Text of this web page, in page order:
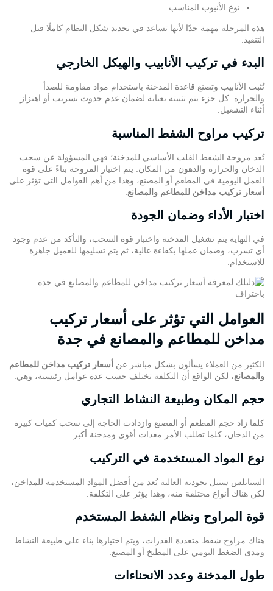
نوع الأنبوب المناسب
هذه المرحلة مهمة جدًا لأنها تساعد في تحديد شكل النظام كاملًا قبل
التنفيذ.
البدء في تركيب الأنابيب والهيكل الخارجي
تُثبت الأنابيب وتصنع قاعدة المدخنة باستخدام مواد مقاومة للصدأ
والحرارة. كل جزء يتم تثبيته بعناية لضمان عدم حدوث تسريب أو اهتزاز
أثناء التشغيل.
تركيب مراوح الشفط المناسبة
تُعد مروحة الشفط القلب الأساسي للمدخنة؛ فهي المسؤولة عن سحب
الدخان والحرارة والدهون من المكان. يتم اختيار المروحة بناءً على قوة
العمل اليومية في المطعم أو المصنع، وهذا من أهم العوامل التي تؤثر على
أسعار تركيب مداخن للمطاعم والمصانع
اختبار الأداء وضمان الجودة
في النهاية يتم تشغيل المدخنة واختبار قوة السحب، والتأكد من عدم وجود
أي تسرب، وضمان عملها بكفاءة عالية، ثم يتم تسليمها للعميل جاهزة
للاستخدام.
العوامل التي تؤثر على أسعار تركيب
مداخن للمطاعم والمصانع في جدة
الكثير من العملاء يسألون بشكل مباشر عن
أسعار تركيب مداخن للمطاعم
والمصانع، لكن الواقع أن التكلفة تختلف حسب عدة عوامل رئيسية، وهي:
حجم المكان وطبيعة النشاط التجاري
كلما زاد حجم المطعم أو المصنع وازدادت الحاجة إلى سحب كميات كبيرة
من الدخان، كلما تطلب الأمر معدات أقوى ومدخنة أكبر.
نوع المواد المستخدمة في التركيب
الستانلس ستيل بجودته العالية يُعد من أفضل المواد المستخدمة للمداخن،
لكن هناك أنواع مختلفة منه، وهذا يؤثر على التكلفة.
قوة المراوح ونظام الشفط المستخدم
هناك مراوح شفط متعددة القدرات، ويتم اختيارها بناء على طبيعة النشاط
ومدى الضغط اليومي على المطبخ أو المصنع.
طول المدخنة وعدد الانحناءات